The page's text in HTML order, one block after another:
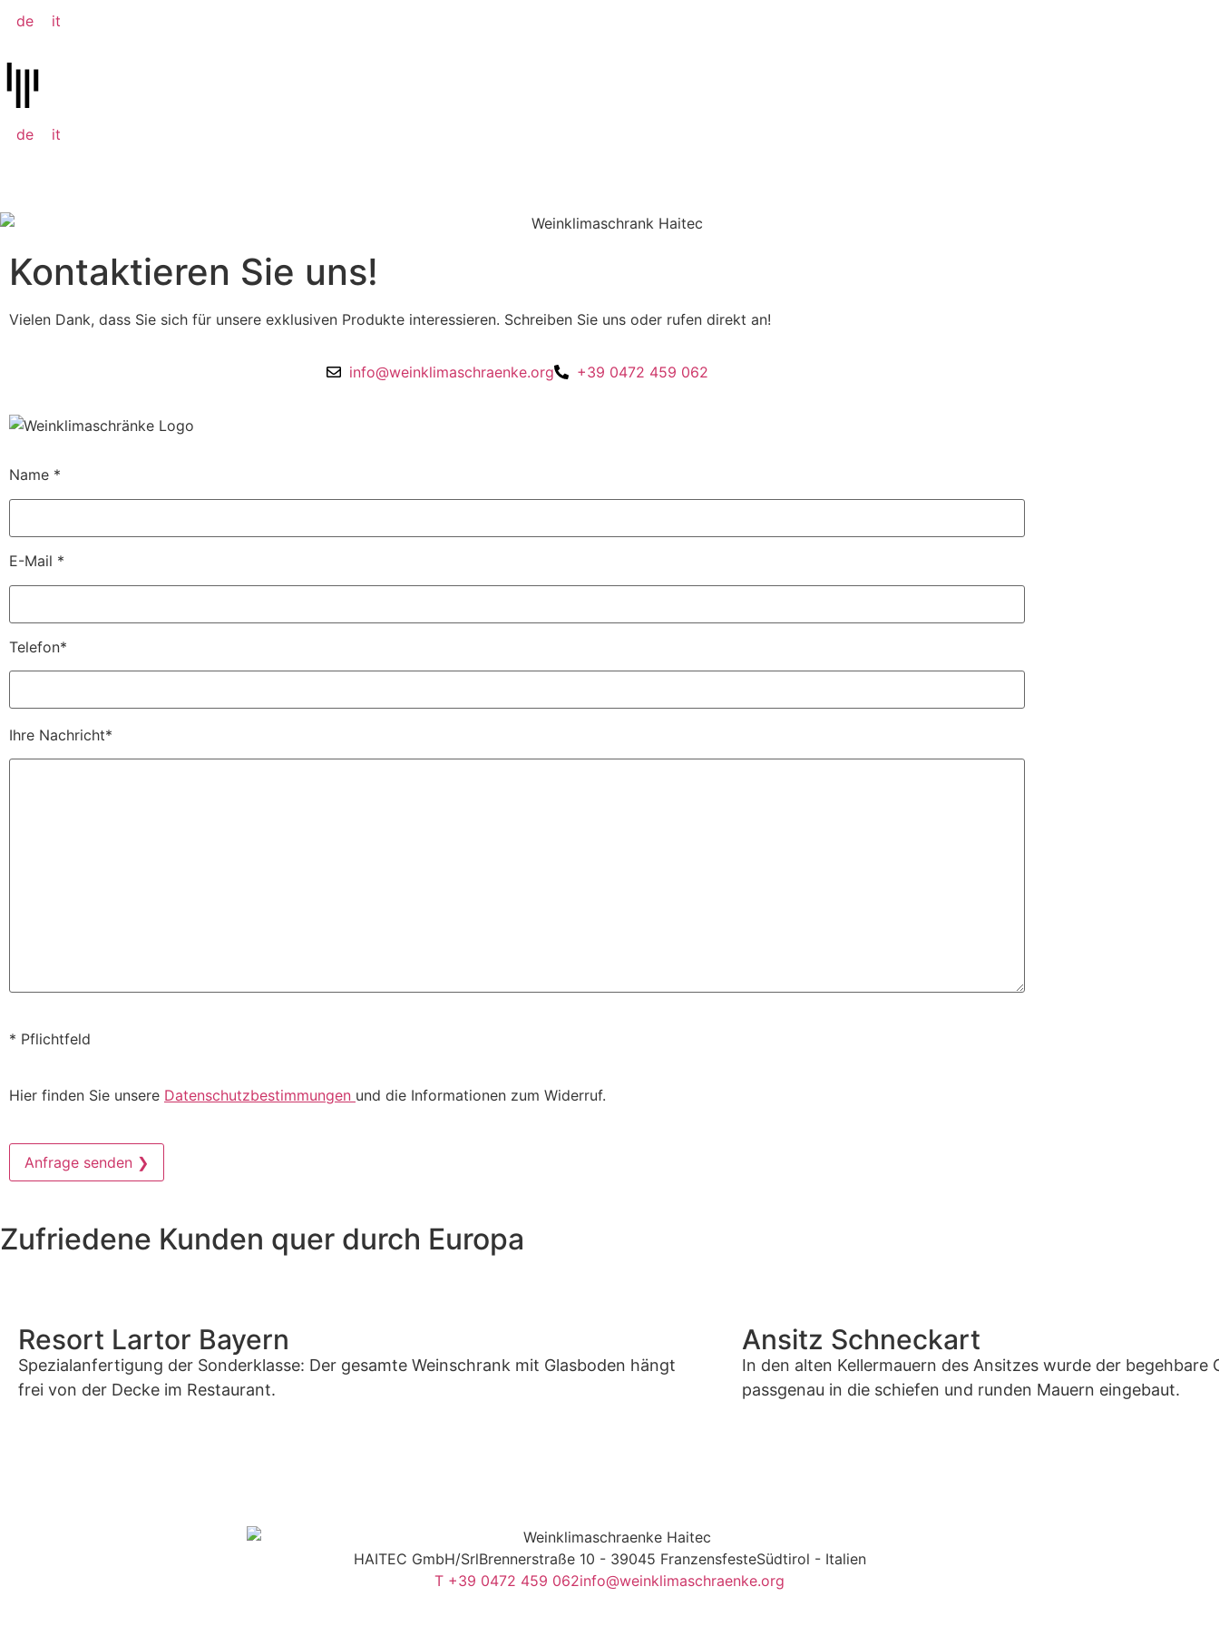
de it
de it
Kontaktieren Sie uns!
Vielen Dank, dass Sie sich für unsere exklusiven Produkte interessieren. Schreiben Sie uns oder rufen direkt an!
info@weinklimaschraenke.org +39 0472 459 062
Name *
E-Mail *
Telefon*
Ihre Nachricht*
* Pflichtfeld
Hier finden Sie unsere Datenschutzbestimmungen und die Informationen zum Widerruf.
Zufriedene Kunden quer durch Europa
Resort Lartor Bayern
Spezialanfertigung der Sonderklasse: Der gesamte Weinschrank mit Glasboden hängt
frei von der Decke im Restaurant.
Ansitz Schneckart
In den alten Kellermauern des Ansitzes wurde der begehbare
passgenau in die schiefen und runden Mauern eingebaut.
HAITEC GmbH/SrlBrennerstraße 10 - 39045 FranzensfesteSüdtirol - Italien
T +39 0472 459 062info@weinklimaschraenke.org